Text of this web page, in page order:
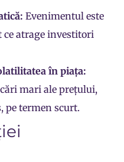
Evenimentul este
atrage investitori
în piața:
mari ale prețului,
pe termen scurt.